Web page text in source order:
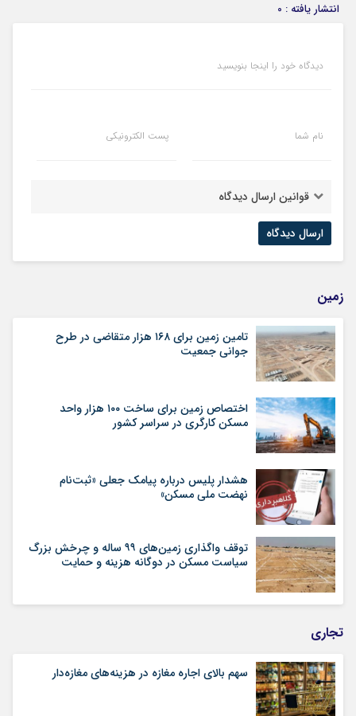
انتشار یافته : 0
دیدگاه خود را اینجا بنویسید
نام شما پست الکترونیکی
قوانین ارسال دیدگاه
زمین
تامین زمین برای ۱۶۸ هزار متقاضی در طرح
جوانی جمعیت
اختصاص زمین برای ساخت ۱۰۰ هزار واحد
مسکن کارگری در سراسر کشور
هشدار پلیس درباره پیامک جعلی «ثبت‌نام
نهضت ملی مسکن»
توقف واگذاری زمین‌های ۹۹ ساله و چرخش بزرگ
سیاست مسکن در دوگانه هزینه و حمایت
تجاری
سهم بالای اجاره‌‌ مغازه در هزینه‌‌های مغازه‌‌دار